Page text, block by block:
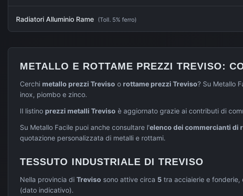
Radiatori Alluminio Rame (Toll. 5% ferro)
METALLO E ROTTAME PREZZI TREVISO:
Cerchi metallo prezzi Treviso o rottame prezzi Treviso? Su Metallo
inox, piombo e zinco.
Il listino prezzi metalli Treviso è aggiornato grazie ai contributi di
Su Metallo Facile puoi anche consultare l'elenco dei commercianti di
quotazione personalizzata di metalli e rottami.
TESSUTO INDUSTRIALE DI TREVISO
Nella provincia di Treviso sono attive circa 5 tra acciaierie e fonderie,
(dato indicativo).